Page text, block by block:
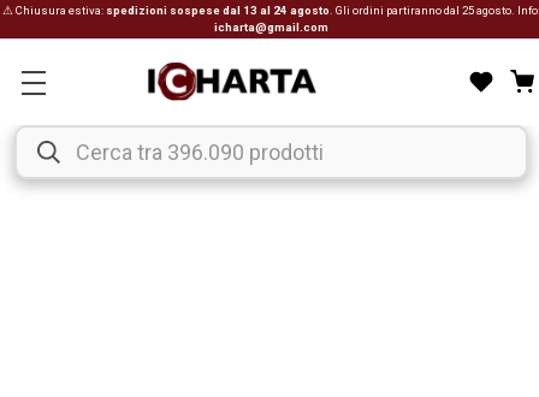
⚠ Chiusura estiva: spedizioni sospese dal 13 al 24 agosto . Gli ordini partiranno dal 25 agosto. Info:
icharta@gmail.com